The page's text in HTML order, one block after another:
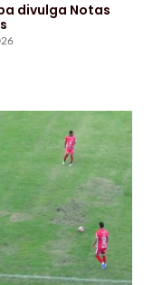
divulga Notas